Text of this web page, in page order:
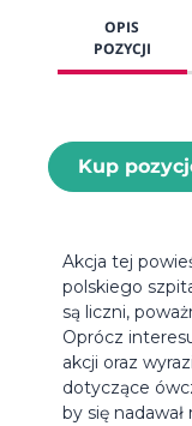
OPIS
POZYCJI
Kup
Akcja tej
polskiego
są liczni,
Oprócz
akcji oraz
dotyczące
by się